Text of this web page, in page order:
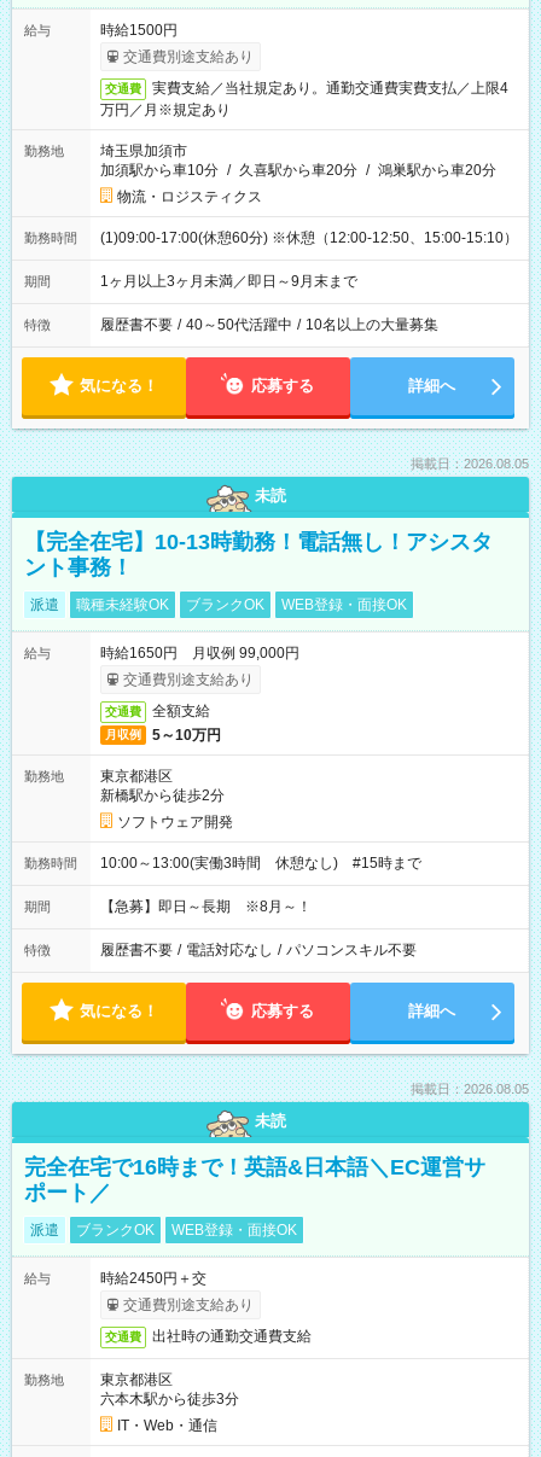
給与
時給1500円
交通費別途支給あり
交通費
実費支給／当社規定あり。通勤交通費実費支払／上限4
万円／月※規定あり
勤務地
埼玉県加須市
加須駅から車10分 / 久喜駅から車20分 / 鴻巣駅から車20分
物流・ロジスティクス
勤務時間 (1)09:00-17:00(休憩60分) ※休憩（12:00-12:50、15:00-15:10）
期間 1ヶ月以上3ヶ月未満／即日～9月末まで
特徴 履歴書不要 / 40～50代活躍中 / 10名以上の大量募集
気になる！ 応募する 詳細へ
掲載日：2026.08.05
未読
【完全在宅】10-13時勤務！電話無し！アシスタ
ント事務！
派遣 職種未経験OK ブランクOK WEB登録・面接OK
給与
時給1650円 月収例 99,000円
交通費別途支給あり
交通費 全額支給
月収例 5～10万円
勤務地
東京都港区
新橋駅から徒歩2分
ソフトウェア開発
勤務時間 10:00～13:00(実働3時間 休憩なし) #15時まで
期間 【急募】即日～長期 ※8月～！
特徴 履歴書不要 / 電話対応なし / パソコンスキル不要
気になる！ 応募する 詳細へ
掲載日：2026.08.05
未読
完全在宅で16時まで！英語&日本語＼EC運営サ
ポート／
派遣 ブランクOK WEB登録・面接OK
給与
時給2450円＋交
交通費別途支給あり
交通費 出社時の通勤交通費支給
勤務地
東京都港区
六本木駅から徒歩3分
IT・Web・通信